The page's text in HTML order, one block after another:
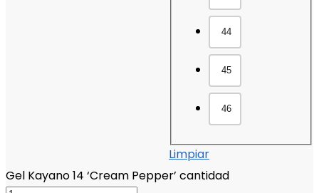
44
45
46
Limpiar
Gel Kayano 14 ‘Cream Pepper’ cantidad